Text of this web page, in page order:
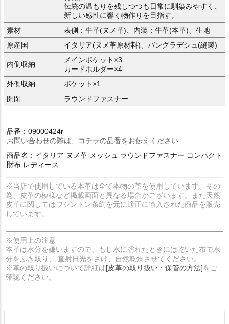
伝統の温もりを残しつつも日常に馴染みやすく、
新しい感性に響く物作りを目指す。
素材
表側：牛革(ヌメ革)、内装：牛革(本革)、生地
原産国
イタリア(ヌメ革原材料)、バングラデシュ(縫製)
内側収納
メインポケット×3
カードホルダー×4
外側収納
ポケット×1
開閉
ラウンドファスナー
品番：09000424r
お問い合わせの際は、コチラの品番をお伝えください
商品名：イタリア ヌメ革 メッシュ ラウンドファスナー コンパクト
財布 レディース
※当店で使用している本革は全て本物の革を使用しています。その
為、皮革の模様など掲載画面と異なる場合がございます。また天然
皮革に関してはワシントン条約を元に適正に輸入された商品を販売
しています。
※使用上の注意
本革は水分を嫌いますので、もし水に濡れたときには乾いた布で水
分をふき取り、 直射日光をさけ、自然乾燥させてください。
※革の取り扱いについて詳細は[皮革の取り扱い・保管の方法]をご
確認ください。